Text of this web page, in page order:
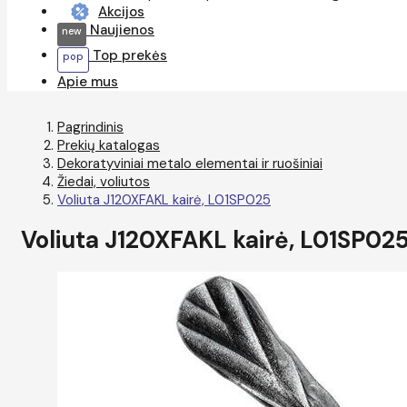
Akcijos
Naujienos
Top prekės
Apie mus
Pagrindinis
Prekių katalogas
Dekoratyviniai metalo elementai ir ruošiniai
Žiedai, voliutos
Voliuta J120XFAKL kairė, L01SP025
Voliuta J120XFAKL kairė,